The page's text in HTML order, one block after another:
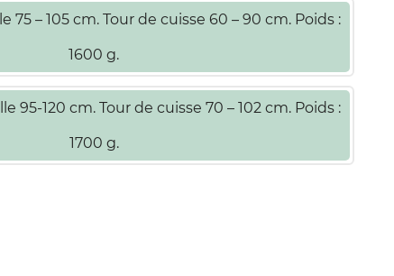
75 – 105 cm. Tour de cuisse 60 – 90 cm. Poids :
1600 g.
95-120 cm. Tour de cuisse 70 – 102 cm. Poids :
1700 g.